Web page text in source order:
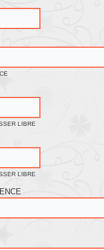
LIBRE
LIBRE